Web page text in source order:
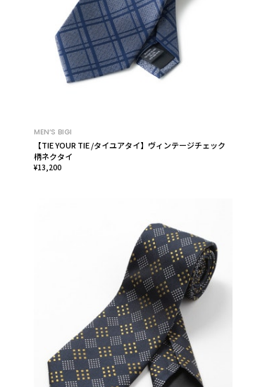
MEN’S BIGI
【TIE YOUR TIE /タイユアタイ】ヴィンテージチェック
柄ネクタイ
¥13,200